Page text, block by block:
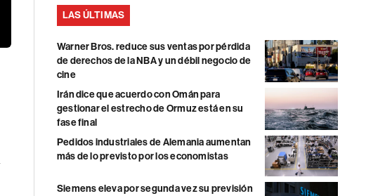
LAS ÚLTIMAS
Warner Bros. reduce sus ventas por pérdida
de derechos de la NBA y un débil negocio de
cine
Irán dice que acuerdo con Omán para
gestionar el estrecho de Ormuz está en su
fase final
Pedidos industriales de Alemania aumentan
más de lo previsto por los economistas
Siemens eleva por segunda vez su previsión